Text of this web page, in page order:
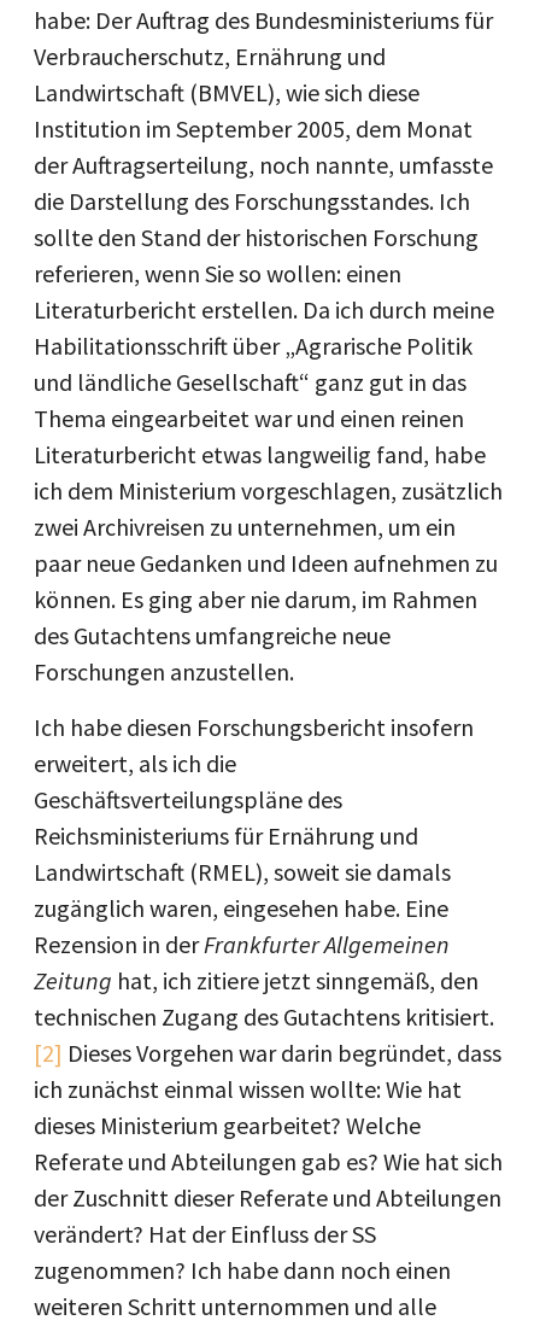
habe: Der Auftrag des Bundesministeriums für
Verbraucherschutz, Ernährung und
Landwirtschaft (BMVEL), wie sich diese
Institution im September 2005, dem Monat
der Auftragserteilung, noch nannte, umfasste
die Darstellung des Forschungsstandes. Ich
sollte den Stand der historischen Forschung
referieren, wenn Sie so wollen: einen
Literaturbericht erstellen. Da ich durch meine
Habilitationsschrift über „Agrarische Politik
und ländliche Gesellschaft“ ganz gut in das
Thema eingearbeitet war und einen reinen
Literaturbericht etwas langweilig fand, habe
ich dem Ministerium vorgeschlagen, zusätzlich
zwei Archivreisen zu unternehmen, um ein
paar neue Gedanken und Ideen aufnehmen zu
können. Es ging aber nie darum, im Rahmen
des Gutachtens umfangreiche neue
Forschungen anzustellen.
Ich habe diesen Forschungsbericht insofern
erweitert, als ich die
Geschäftsverteilungspläne des
Reichsministeriums für Ernährung und
Landwirtschaft (RMEL), soweit sie damals
zugänglich waren, eingesehen habe. Eine
Rezension in derFrankfurter Allgemeinen
Zeitung hat, ich zitiere jetzt sinngemäß, den
technischen Zugang des Gutachtens kritisiert.
[2] Dieses Vorgehen war darin begründet, dass
ich zunächst einmal wissen wollte: Wie hat
dieses Ministerium gearbeitet? Welche
Referate und Abteilungen gab es? Wie hat sich
der Zuschnitt dieser Referate und Abteilungen
verändert? Hat der Einfluss der SS
zugenommen? Ich habe dann noch einen
weiteren Schritt unternommen und alle